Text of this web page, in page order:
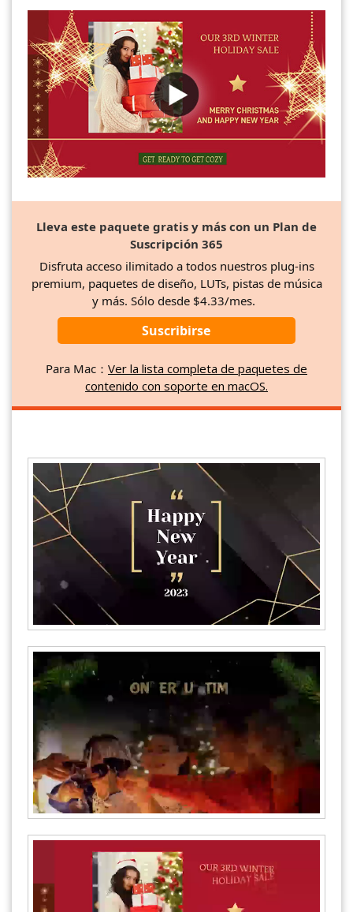
Lleva este paquete gratis y más con un Plan de
Suscripción 365
Disfruta acceso ilimitado a todos nuestros plug-ins
premium, paquetes de diseño, LUTs, pistas de música
y más. Sólo desde $4.33/mes.
Suscribirse
Para Mac： Ver la lista completa de paquetes de
contenido con soporte en macOS.